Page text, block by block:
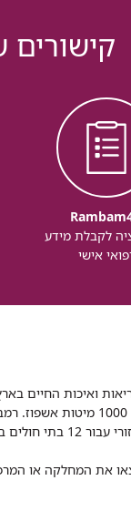
קישורים
לקבלת מידע
אישי
ואיכות החיים
רמב"ם הוא בית חולים ממשלתי אקדמי, המסונף לפקולטה לרפואה של
שירותי רפואה לכ-2,700,000 תושבים, צה"ל וכוחות
מצאו את המחלקה או